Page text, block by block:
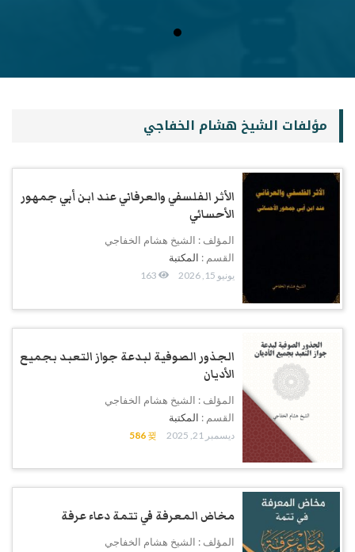
مؤلفات الشيخ هشام الخفاجي
الأثر الفلسفي والعرفاني عند ابن أبي جمهور
الأحسائي
المؤلف : الشيخ هشام الخفاجي
القسم : المكتبة
يونيو 15, 2026 163
الجذور الصوفية لبدعة جواز التعبد بجميع
الأديان
المؤلف : الشيخ هشام الخفاجي
القسم : المكتبة
ديسمبر 21, 2025 586
مخاض المعرفة في تتمة دعاء عرفة
المؤلف : الشيخ هشام الخفاجي